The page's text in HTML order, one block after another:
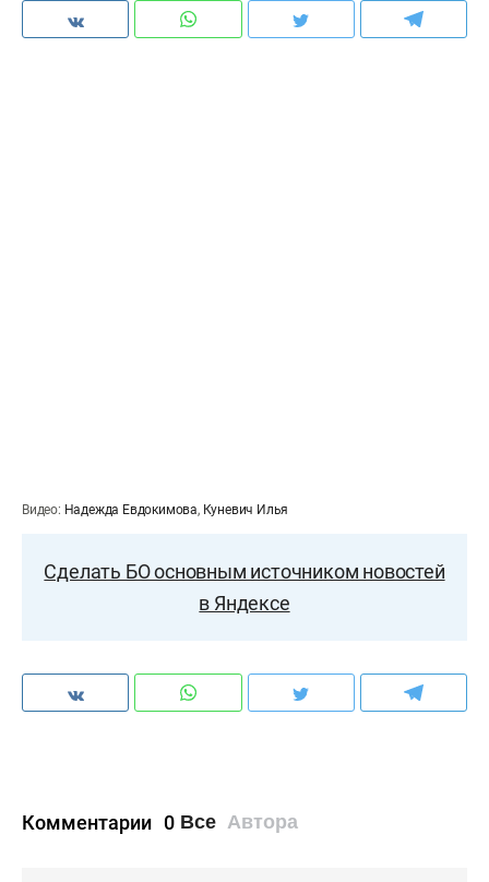
Видео: Надежда Евдокимова, Куневич Илья
Сделать БО основным источником новостей
в Яндексе
Комментарии 0 Все Автора